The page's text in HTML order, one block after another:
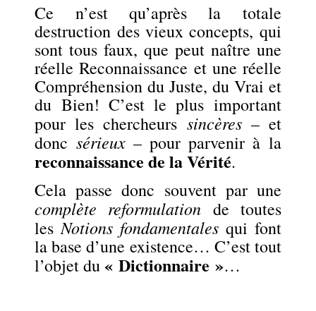
Ce n’est qu’après la totale
destruction des vieux concepts, qui
sont tous faux, que peut naître une
réelle Reconnaissance et une réelle
Compréhension du Juste, du Vrai et
du Bien! C’est le plus important
pour les chercheurs sincères– et
donc sérieux– pour parvenir à la
reconnaissance de la Vérité.
Cela passe donc souvent par une
complète reformulation de toutes
lesNotions fondamentales qui font
la base d’une existence… C’est tout
l’objet du« Dictionnaire »…